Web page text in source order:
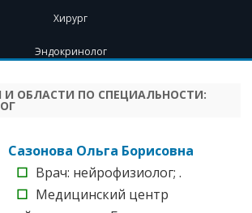
Хирург
Эндокринолог
Перейти
содержимому
И ОБЛАСТИ ПО СПЕЦИАЛЬНОСТИ:
Сазонова Ольга Борисовна
☐ Врач: нейрофизиолог; .
☐ Медицинский центр